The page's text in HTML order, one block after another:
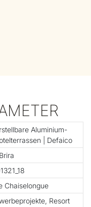
Aluminium-
| Defaico
Brira
Chaiselongue
Resort